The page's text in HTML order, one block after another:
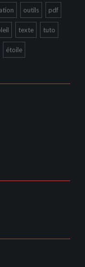
outils pdf
texte tuto
étoile